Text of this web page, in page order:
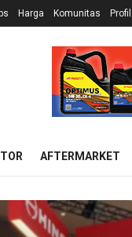
Harga Komunitas Profil
AFTERMARKET